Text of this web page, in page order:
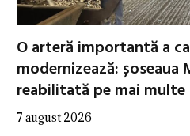
O arteră importantă a
modernizează: șoseaua
reabilitată pe mai
7 august 2026